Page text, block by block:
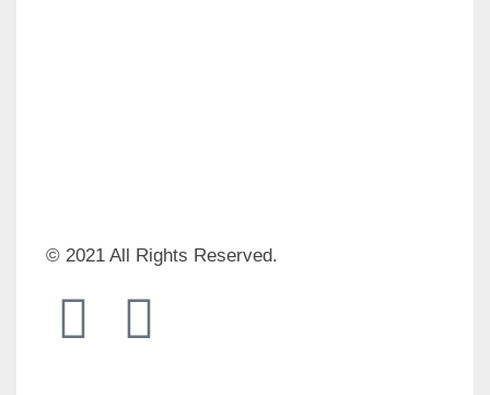
© 2021 All Rights Reserved.